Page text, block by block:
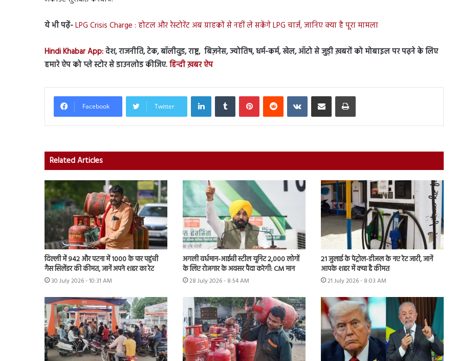
ये भी पढ़ें-LPG Crisis Charge : होटल और रेस्टोरेंट अब ग्राहकों से नहीं ले सकेंगे LPG चार्ज, जानिए क्या है पूरा मामला
Hindi Khabar App:देश, राजनीति, टेक, बॉलीवुड, राष्ट्र, बिज़नेस, ज्योतिष, धर्म-कर्म, खेल, ऑटो से जुड़ी ख़बरों को मोबाइल पर पढ़ने के लिए
हमारे ऐप को प्ले स्टोर से डाउनलोड कीजिए.हिन्दी ख़बर ऐप
Facebook Twitter
LinkedInTumblr PinterestReddit VKontakteShare via Email Print
Related Articles
दिल्ली में 942 और पटना में 1000 के पार पहुंची
गैस सिलेंडर की कीमत, जानें अपने शहर का रेट
30 July 2026 - 10:31 AM
अगली वर्धमान-आईची स्टील यूनिट 2,000 लोगों
के लिए रोजगार के अवसर पैदा करेगी: CM मान
28 July 2026 - 8:54 AM
21 जुलाई के पेट्रोल-डीजल के नए रेट जारी, जानें
आपके शहर में क्या है कीमत
21 July 2026 - 8:03 AM